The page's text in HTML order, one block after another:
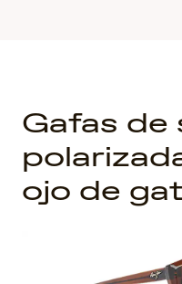
Gafas de
ojo de